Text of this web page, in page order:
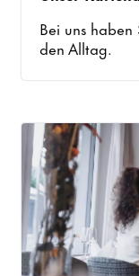
Bei uns
den Alltag.